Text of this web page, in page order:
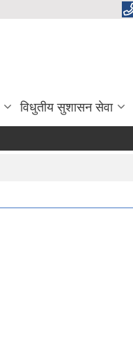
विधुतीय सुशासन सेवा